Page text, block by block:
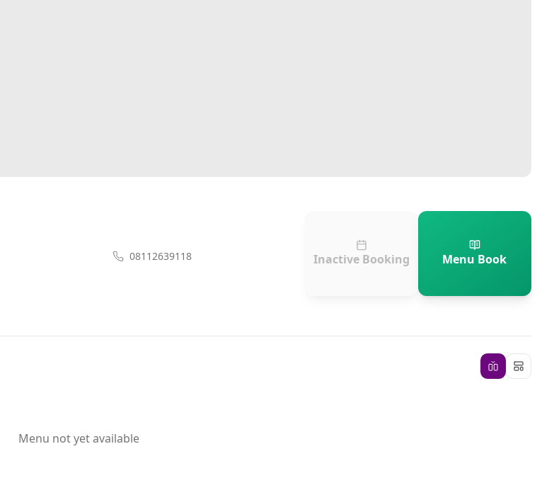
08112639118 Inactive Booking Menu Book
Menu not yet available